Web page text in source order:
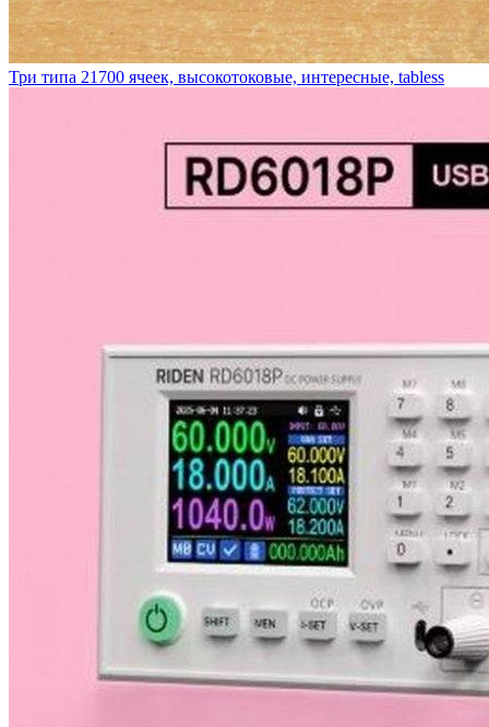
Три типа 21700 ячеек, высокотоковые, интересные, tabless